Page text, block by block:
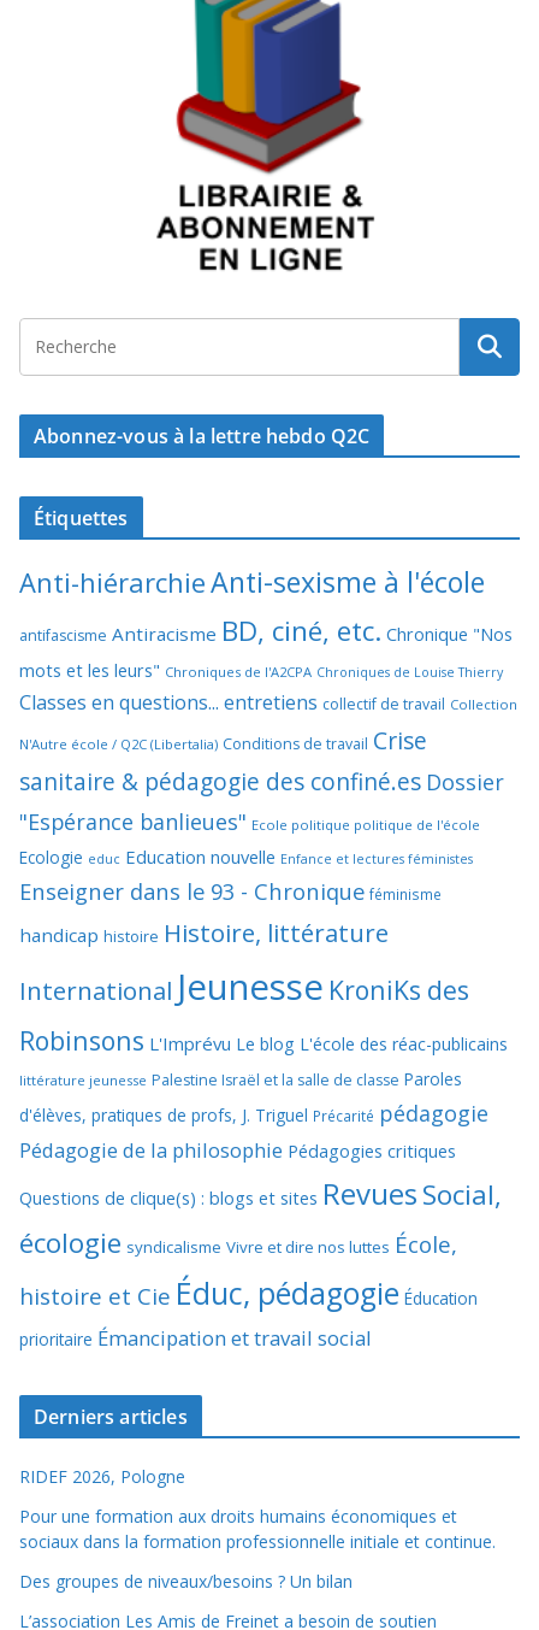
Abonnez-vous à la lettre hebdo Q2C
Étiquettes
Anti-hiérarchieAnti-sexisme à l'école
antifascisme Antiracisme BD, ciné, etc. Chronique "Nos
mots et les leurs" Chroniques de l'A2CPA Chroniques de Louise Thierry
Classes en questions... entretiens collectif de travail Collection
N'Autre école / Q2C (Libertalia) Conditions de travail Crise
sanitaire & pédagogie des confiné.es Dossier
"Espérance banlieues" Ecole politique politique de l'école
Ecologie educ Education nouvelle Enfance et lectures féministes
Enseigner dans le 93 - Chronique féminisme
handicap histoire Histoire, littérature
International Jeunesse KroniKs des
Robinsons L'Imprévu Le blog L'école des réac-publicains
littérature jeunesse Palestine Israël et la salle de classe Paroles
d'élèves, pratiques de profs, J. Triguel Précarité pédagogie
Pédagogie de la philosophie Pédagogies critiques
Questions de clique(s) : blogs et sites RevuesSocial,
écologie syndicalisme Vivre et dire nos luttes École,
histoire et Cie Éduc, pédagogie Éducation
prioritaire Émancipation et travail social
Derniers articles
RIDEF 2026, Pologne
Pour une formation aux droits humains économiques et
sociaux dans la formation professionnelle initiale et continue.
Des groupes de niveaux/besoins ? Un bilan
L’association Les Amis de Freinet a besoin de soutien